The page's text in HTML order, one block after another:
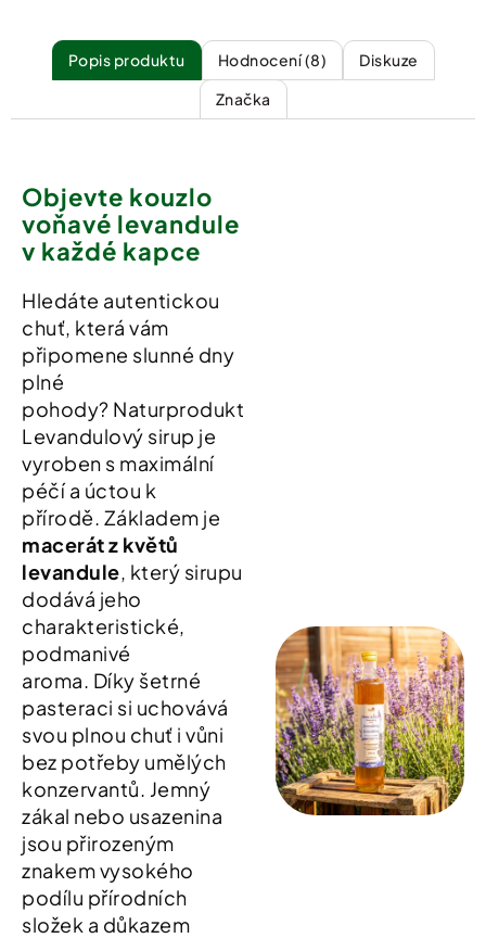
Popis Hodnocení (8)
Diskuze
Značka
Objevte kouzlo
voňavé levandule
v každé kapce
Hledáte autentickou
chuť, která vám
připomene slunné dny
plné
pohody? Naturprodukt
Levandulový sirup je
vyroben s maximální
péčí a úctou k
přírodě. Základem je
macerát z květů
levandule, který sirupu
dodává jeho
charakteristické,
podmanivé
aroma. Díky šetrné
pasteraci si uchovává
svou plnou chuť i vůni
bez potřeby umělých
konzervantů. Jemný
zákal nebo usazenina
jsou přirozeným
znakem vysokého
podílu přírodních
složek a důkazem